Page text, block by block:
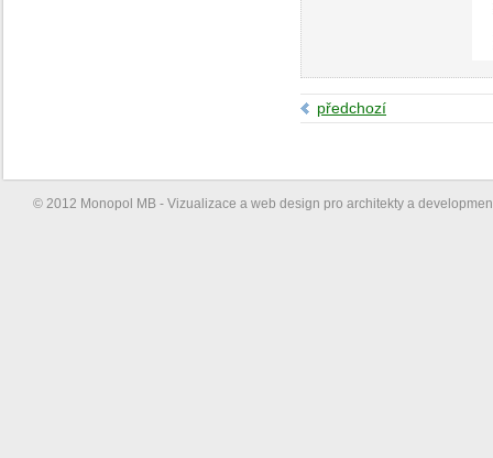
předchozí
© 2012 Monopol MB - Vizualizace a web design pro architekty a